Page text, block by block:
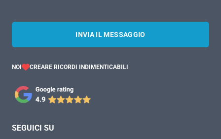
INVIA IL MESSAGGIO
NOI CREARE RICORDI INDIMENTICABILI
SEGUICI SU